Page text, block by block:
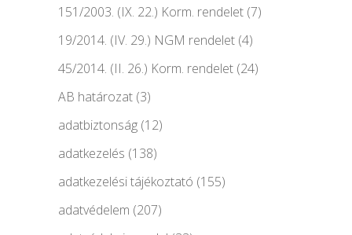
151/2003. (IX. 22.) Korm. rendelet (7)
19/2014. (IV. 29.) NGM rendelet (4)
45/2014. (II. 26.) Korm. rendelet (24)
AB határozat (3)
adatbiztonság (12)
adatkezelés (138)
adatkezelési tájékoztató (155)
adatvédelem (207)